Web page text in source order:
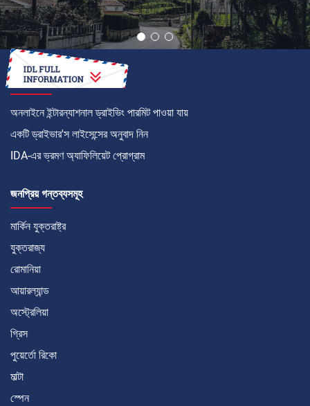
কীভাবে
অনলাইনে ইন্টারন্যাশনাল ড্রাইভিং পারমিট পাওয়া যায়
একটি ড্রাইভার'স লাইসেন্সের অনুবাদ নিন
IDA-এর ভ্রমণ অ্যাফিলিয়েট প্রোগ্রাম
জনপ্রিয় গন্তব্যসমূহ
মার্কিন যুক্তরাষ্ট্র
যুক্তরাজ্য
রোমানিয়া
আয়ারল্যান্ড
অস্ট্রেলিয়া
গ্রিস
পুয়ের্তো রিকো
মাল্টা
স্পেন